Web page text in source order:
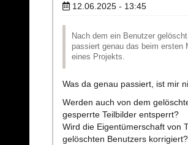
12.06.2025 - 13:45
Nach dem ein Benutzer gelöscht
passiert genau das beim ersten
eines Projekts.
Was da genau passiert, ist mir
Werden auch von dem
gesperrte Teilbilder entsperrt?
Wird die Eigentümerschaft von
gelöschten Benutzers korrigiert?